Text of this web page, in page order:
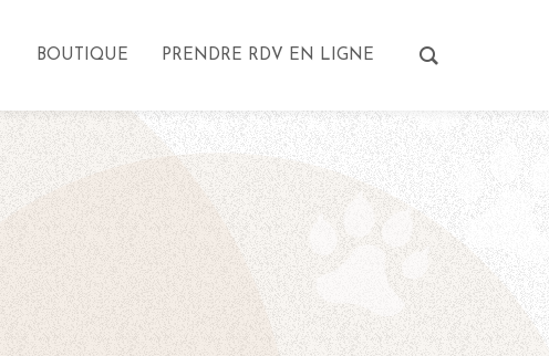
BOUTIQUE PRENDRE RDV EN LIGNE